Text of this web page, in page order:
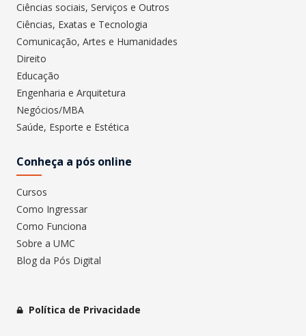
Ciências sociais, Serviços e Outros
Ciências, Exatas e Tecnologia
Comunicação, Artes e Humanidades
Direito
Educação
Engenharia e Arquitetura
Negócios/MBA
Saúde, Esporte e Estética
Conheça a pós online
Cursos
Como Ingressar
Como Funciona
Sobre a UMC
Blog da Pós Digital
Política de Privacidade